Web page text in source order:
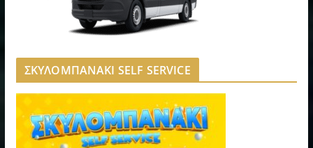
ΣΚΥΛΟΜΠΑΝΑΚΙ SELF SERVICE